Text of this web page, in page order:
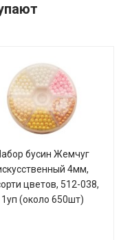
бусин Жемчуг
4мм,
цветов, 512-038,
1уп (около 650шт)